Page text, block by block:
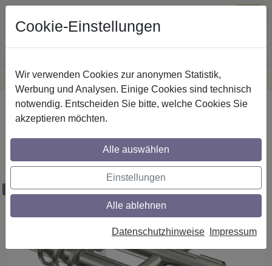
VersandkostenfreieLieferung innerhalb Deutschlands
Sichere Zahlung
Startseite Gardinenstangen Edelstahl-Optik
20 mm Ø, 2-läufig, Modell PRESTIGE -
Verano
Maßzuschnitt möglich
Cookie-Einstellungen
Wir verwenden Cookies zur anonymen Statistik,
Werbung und Analysen. Einige Cookies sind technisch
notwendig. Entscheiden Sie bitte, welche Cookies Sie
akzeptieren möchten.
Alle auswählen
Einstellungen
Alle ablehnen
Datenschutzhinweise Impressum